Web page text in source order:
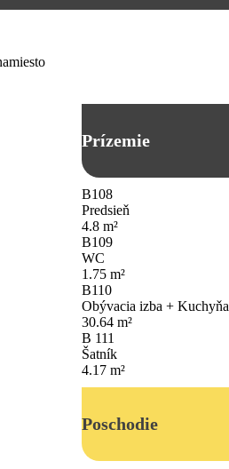
Prízemie
B108
Predsieň
4.8m²
B109
WC
1.75m²
B110
Obývacia izba + Kuchyňa
30.64m²
B 111
Šatník
4.17m²
Poschodie